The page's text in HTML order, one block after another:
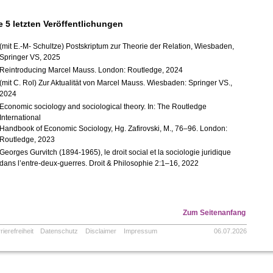
5 letzten Veröffentlichungen
(mit E.-M- Schultze) Postskriptum zur Theorie der Relation, Wiesbaden,
Springer VS, 2025
Reintroducing Marcel Mauss. London: Routledge, 2024
(mit C. Rol) Zur Aktualität von Marcel Mauss. Wiesbaden: Springer VS.,
2024
Economic sociology and sociological theory. In: The Routledge
International
Handbook of Economic Sociology, Hg. Zafirovski, M., 76–96. London:
Routledge, 2023
Georges Gurvitch (1894-1965), le droit social et la sociologie juridique
dans l’entre-deux-guerres. Droit & Philosophie 2:1–16, 2022
Zum Seitenanfang
Datenschutz Disclaimer Impressum 06.07.2026